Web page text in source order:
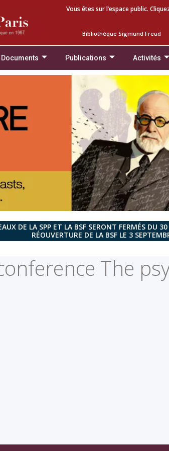
Vous êtes sur l’espace public.
Bibliothèque Sigmund Freud
Publications Activités
DE LA SPP ET LA BSF SERONT FERMÉS DU
RÉOUVERTURE DE LA BSF LE 3
The